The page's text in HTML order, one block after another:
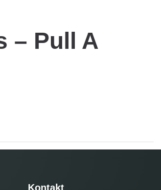
– Pull A
Kontakt